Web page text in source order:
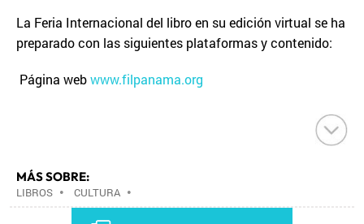
La Feria Internacional del libro en su edición virtual se ha
preparado con las siguientes plataformas y contenido:
Página webwww.filpanama.org
MÁS SOBRE:
LIBROS • CULTURA •